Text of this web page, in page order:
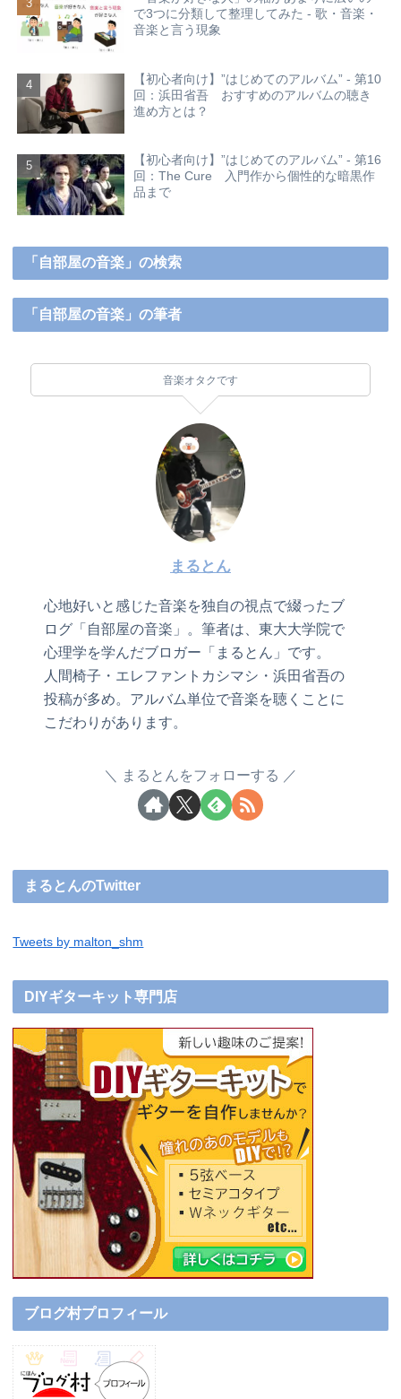
で3つに分類して整理してみた - 歌・音楽・
音楽と言う現象
【初心者向け】”はじめてのアルバム” - 第10
回：浜田省吾 おすすめのアルバムの聴き
進め方とは？
【初心者向け】”はじめてのアルバム” - 第16
回：The Cure 入門作から個性的な暗黒作
品まで
「自部屋の音楽」の検索
「自部屋の音楽」の筆者
音楽オタクです
まるとん
心地好いと感じた音楽を独自の視点で綴ったブ
ログ「自部屋の音楽」。筆者は、東大大学院で
心理学を学んだブロガー「まるとん」です。
人間椅子・エレファントカシマシ・浜田省吾の
投稿が多め。アルバム単位で音楽を聴くことに
こだわりがあります。
まるとんをフォローする
まるとんのTwitter
Tweets by malton_shm
DIYギターキット専門店
ブログ村プロフィール